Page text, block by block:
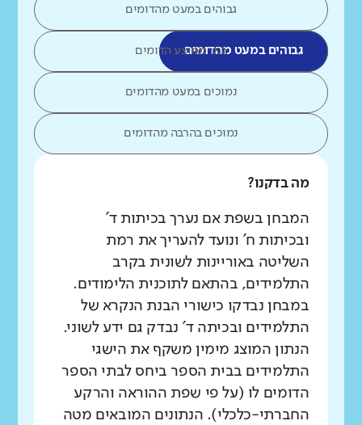
גבוהים במעט מהדומים
גבוהים במעט מהדומיםכמו ממוצע הדומים
נמוכים במעט מהדומים
נמוכים בהרבה מהדומים
מה בדקנו?
המבחן בשפת אם נערך בכיתות ד'
ובכיתות ח' ונועד להעריך את רמת
השליטה באוריינות לשונית בקרב
התלמידים, בהתאם לתוכנית הלימודים.
במבחן נבדקו כישורי הבנת הנקרא של
התלמידים ובכיתה ד' נבדק גם ידע לשוני.
הנתון המוצג מימין משקף את הישגי
התלמידים בבית הספר ביחס לבתי הספר
הדומים לו (על פי שפת ההוראה והרקע
החברתי-כלכלי). הנתונים המובאים מטה